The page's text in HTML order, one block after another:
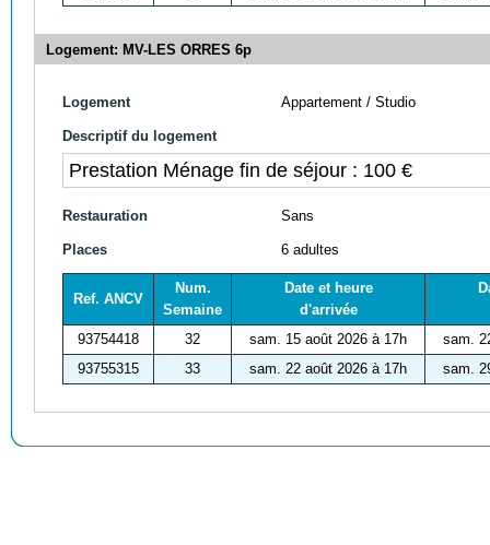
Logement: MV-LES ORRES 6p
Logement Appartement / Studio
Descriptif du logement
Prestation Ménage fin de séjour : 100 €
Restauration Sans
Places 6 adultes
Ref. ANCV
Num.
Semaine
Date et heure
d'arrivée
93754418 32 sam. 15 août 2026 à 17h
sam.
93755315
33 sam. 22 août 2026 à 17h sam.